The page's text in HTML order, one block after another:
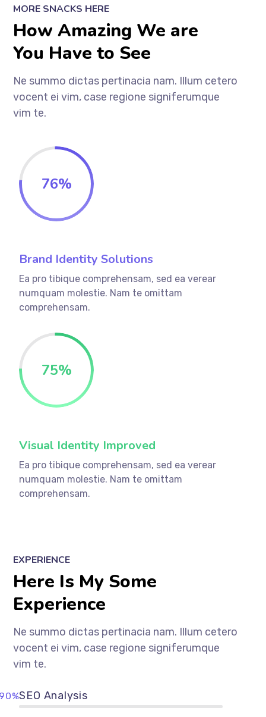
MORE SNACKS HERE
How Amazing We are
You Have to See
Ne summo dictas pertinacia nam. Illum cetero
vocent ei vim, case regione signiferumque
vim te.
76%
Brand Identity Solutions
Ea pro tibique comprehensam, sed ea verear
numquam molestie. Nam te omittam
comprehensam.
75%
Visual Identity Improved
Ea pro tibique comprehensam, sed ea verear
numquam molestie. Nam te omittam
comprehensam.
EXPERIENCE
Here Is My Some
Experience
Ne summo dictas pertinacia nam. Illum cetero
vocent ei vim, case regione signiferumque
vim te.
SEO Analysis